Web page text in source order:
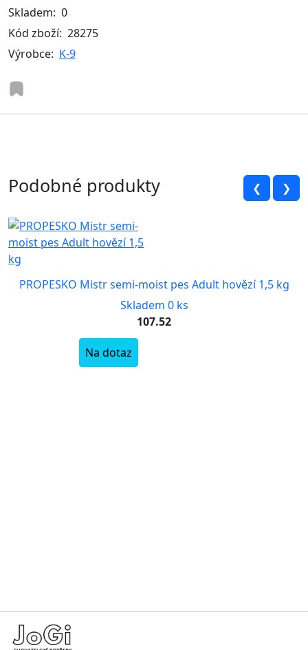
Skladem: 0
Kód zboží: 28275
Výrobce: K-9
Podobné produkty ❮ ❯
PROPESKO Mistr semi-moist pes Adult hovězí 1,5 kg
Skladem 0 ks
107.52
Na dotaz